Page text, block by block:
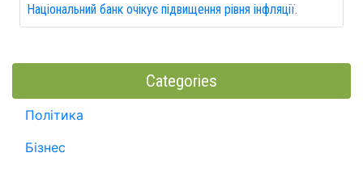
Національний банк очікує підвищення рівня інфляції.
Categories
Політика
Бізнес